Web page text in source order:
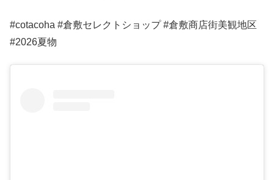
#cotacoha #倉敷セレクトショップ #倉敷商店街美観地区
#2026夏物